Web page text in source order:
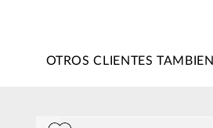
OTROS CLIENTES TAMBIEN